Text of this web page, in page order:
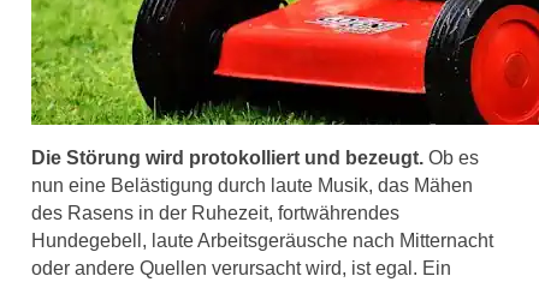
Die Störung wird protokolliert und bezeugt.Ob es
nun eine Belästigung durch laute Musik, das Mähen
des Rasens in der Ruhezeit, fortwährendes
Hundegebell, laute Arbeitsgeräusche nach Mitternacht
oder andere Quellen verursacht wird, ist egal. Ein